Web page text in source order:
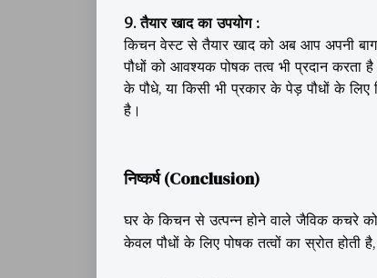
9. तैयार खाद का उपयोग :
किचन वेस्ट से तैयार खाद को अब आप अपनी
पौधों को आवश्यक पोषक तत्व भी प्रदान
के पौधे, या किसी भी प्रकार के पेड़ पौधों के
है।
निष्कर्ष (Conclusion)
घर के किचन से उत्पन्न होने वाले जैविक कचरे
केवल पौधों के लिए पोषक तत्वों का स्रोत होती